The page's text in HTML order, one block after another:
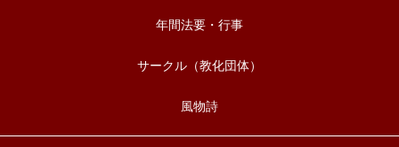
年間法要・行事
サークル（教化団体）
風物詩